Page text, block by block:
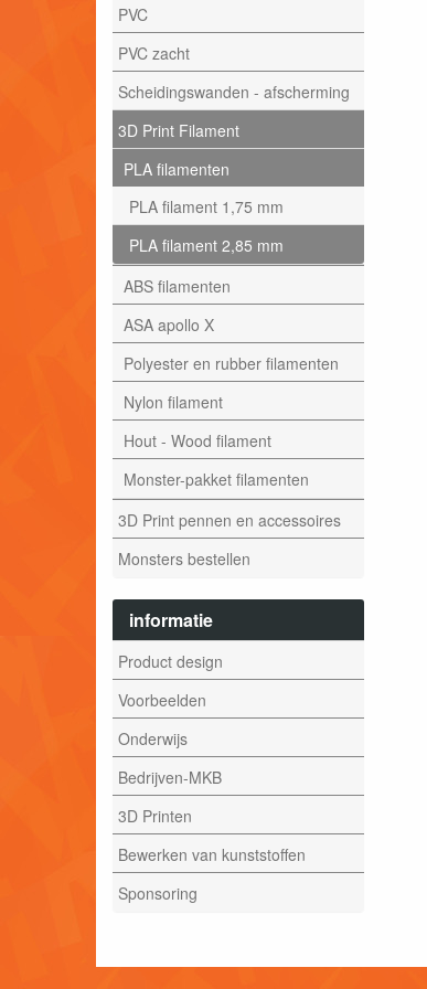
PVC
PVC zacht
Scheidingswanden - afscherming
3D Print Filament
PLA filamenten
PLA filament 1,75 mm
PLA filament 2,85 mm
ABS filamenten
ASA apollo X
Polyester en rubber filamenten
Nylon filament
Hout - Wood filament
Monster-pakket filamenten
3D Print pennen en accessoires
Monsters bestellen
informatie
Product design
Voorbeelden
Onderwijs
Bedrijven-MKB
3D Printen
Bewerken van kunststoffen
Sponsoring